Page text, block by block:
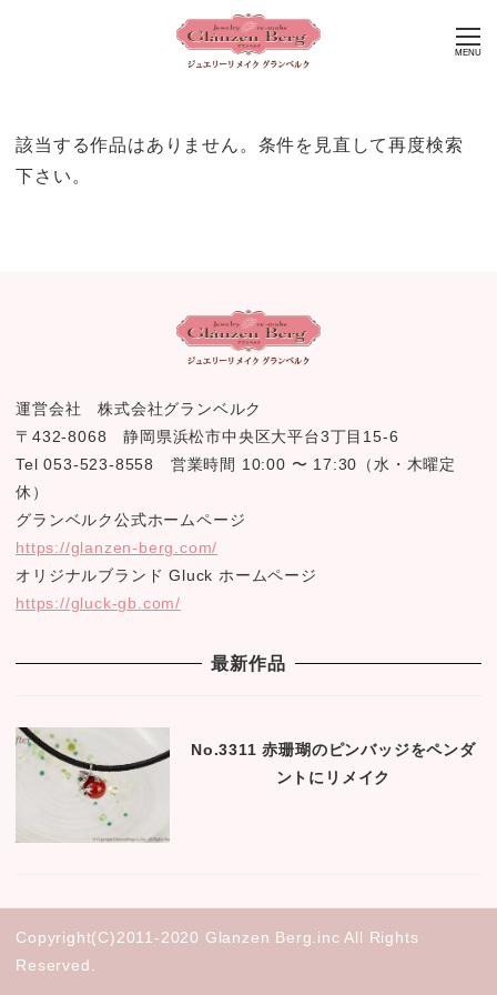
MENU
該当する作品はありません。条件を見直して再度検索
下さい。
運営会社 株式会社グランベルク
〒432-8068 静岡県浜松市中央区大平台3丁目15-6
Tel 053-523-8558 営業時間 10:00 〜 17:30（水・木曜定
休）
グランベルク公式ホームページ
https://glanzen-berg.com/
オリジナルブランド Gluck ホームページ
https://gluck-gb.com/
最新作品
No.3311 赤珊瑚のピンバッジをペンダ
ントにリメイク
Copyright(C)2011-2020 Glanzen Berg.inc All Rights
Reserved.